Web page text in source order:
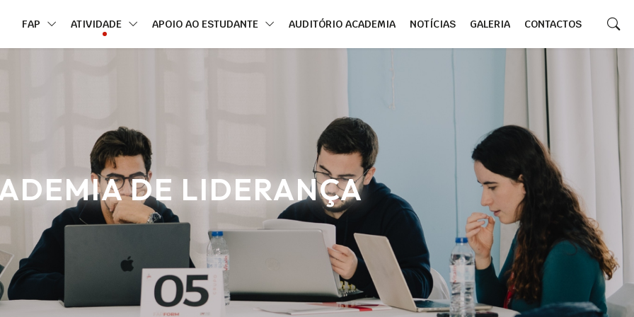
FAP ATIVIDADE APOIO AO ESTUDANTE AUDITÓRIO ACADEMIA NOTÍCIAS GALERIA CONTACTOS
DE LIDERANÇA